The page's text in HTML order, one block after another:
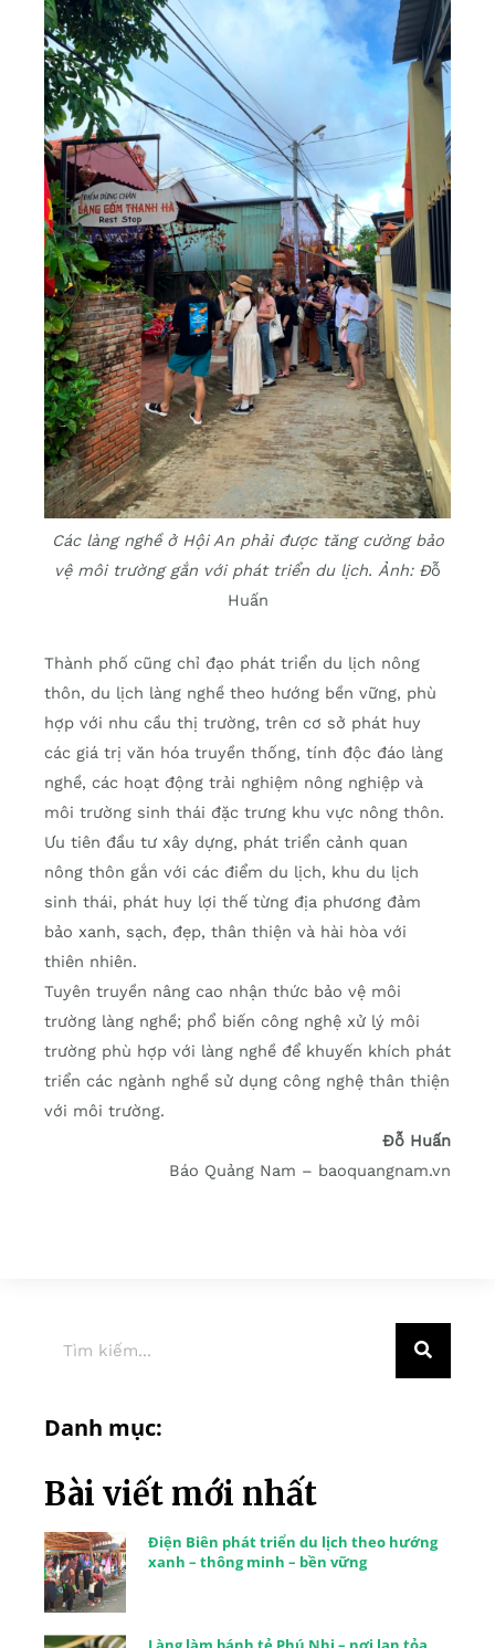
Các làng nghề ở Hội An phải được tăng cường bảo
vệ môi trường gắn với phát triển du lịch. Ảnh: Đỗ
Huấn
Thành phố cũng chỉ đạo phát triển du lịch nông
thôn, du lịch làng nghề theo hướng bền vững, phù
hợp với nhu cầu thị trường, trên cơ sở phát huy
các giá trị văn hóa truyền thống, tính độc đáo làng
nghề, các hoạt động trải nghiệm nông nghiệp và
môi trường sinh thái đặc trưng khu vực nông thôn.
Ưu tiên đầu tư xây dựng, phát triển cảnh quan
nông thôn gắn với các điểm du lịch, khu du lịch
sinh thái, phát huy lợi thế từng địa phương đảm
bảo xanh, sạch, đẹp, thân thiện và hài hòa với
thiên nhiên.
Tuyên truyền nâng cao nhận thức bảo vệ môi
trường làng nghề; phổ biến công nghệ xử lý môi
trường phù hợp với làng nghề để khuyến khích phát
triển các ngành nghề sử dụng công nghệ thân thiện
với môi trường.
Đỗ Huấn
Báo Quảng Nam – baoquangnam.vn
Danh mục:
Bài viết mới nhất
Điện Biên phát triển du lịch theo hướng
xanh – thông minh – bền vững